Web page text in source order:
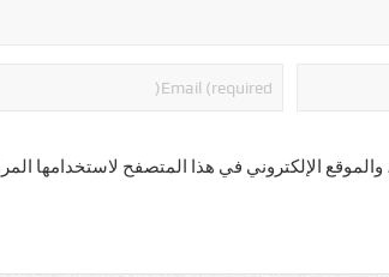
الإلكتروني في هذا المتصفح لاستخدامها